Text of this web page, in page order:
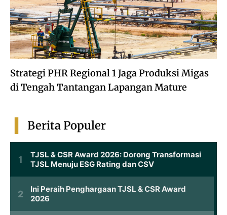
Strategi PHR Regional 1 Jaga Produksi Migas
di Tengah Tantangan Lapangan Mature
Berita Populer